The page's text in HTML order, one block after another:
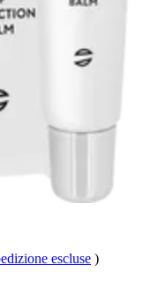
escluse )